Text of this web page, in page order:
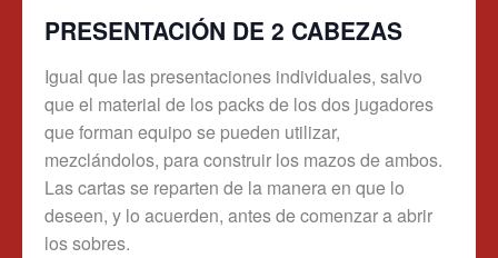
PRESENTACIÓN DE 2 CABEZAS
Igual que las presentaciones individuales, salvo
que el material de los packs de los dos jugadores
que forman equipo se pueden utilizar,
mezclándolos, para construir los mazos de ambos.
Las cartas se reparten de la manera en que lo
deseen, y lo acuerden, antes de comenzar a abrir
los sobres.